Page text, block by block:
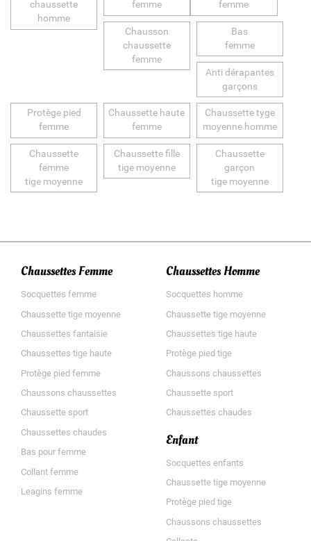
chaussette
homme
femme
femme
Chausson
chaussette
femme
Bas
femme
Anti dérapantes
garçons
Protège pied
femme
Chaussette haute
femme
Chaussette tyge
moyenne homme
Chaussette
femme
tige moyenne
Chaussette fille
tige moyenne
Chaussette
garçon
tige moyenne
Chaussettes Femme
Socquettes femme
Chaussette tige moyenne
Chaussettes fantaisie
Chaussettes tige haute
Protège pied femme
Chaussons chaussettes
Chaussette sport
Chaussettes chaudes
Bas pour femme
Collant femme
Leagins femme
Chaussettes Homme
Socquettes homme
Chaussette tige moyenne
Chaussettes tige haute
Protège pied tige
Chaussons chaussettes
Chaussette sport
Chaussettes chaudes
Enfant
Socquettes enfants
Chaussette tige moyenne
Protège pied tige
Chaussons chaussettes